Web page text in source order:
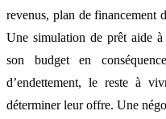
revenus, plan de financement
Une simulation de prêt aide à
son budget en
d’endettement, le reste à
déterminer leur offre. Une